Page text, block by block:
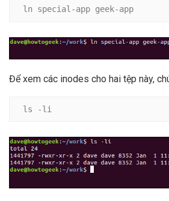
ln special-app geek-app
Để xem các inodes cho hai tệp này,
ls -li